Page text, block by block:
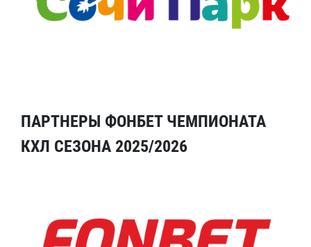
ПАРТНЕРЫ ФОНБЕТ ЧЕМПИОНАТА
КХЛ СЕЗОНА 2025/2026